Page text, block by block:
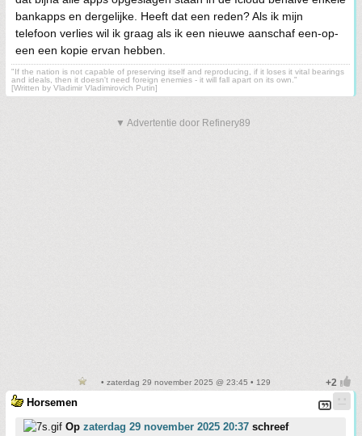
bankapps en dergelijke. Heeft dat een reden? Als ik mijn
telefoon verlies wil ik graag als ik een nieuwe aanschaf een-op-
een een kopie ervan hebben.
"If the nation is not capable of preserving itself and reproducing, if it loses it vital bearings
and ideals, then it doesn't need foreign enemies - it will fall apart on its own."
[Written by Vladimir Vladimirovich Putin]
▼ Advertentie door Refinery89
• zaterdag 29 november 2025 @ 23:45 • 129
Horsemen
Op zaterdag 29 november 2025 20:37 schreef